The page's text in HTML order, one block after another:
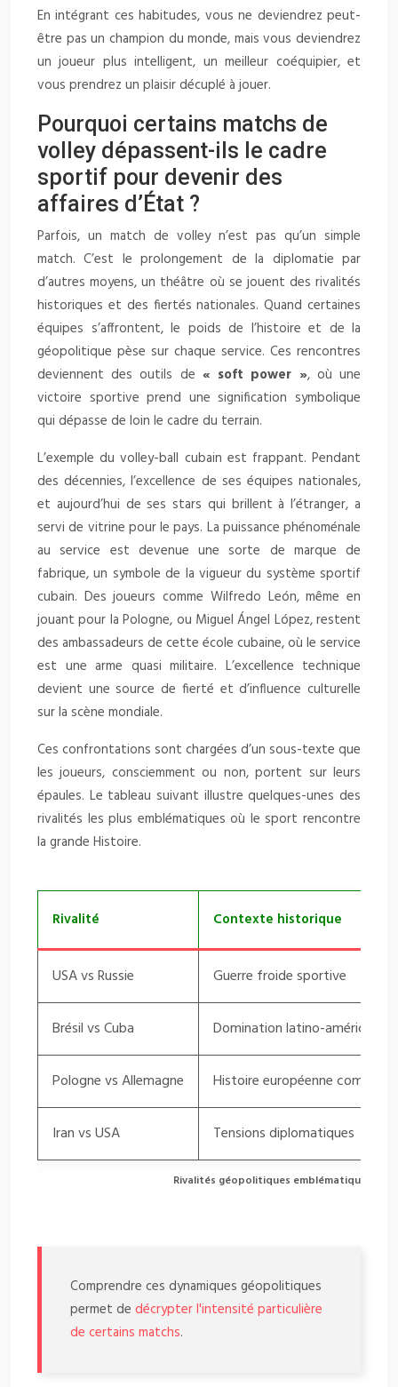
En intégrant ces habitudes, vous ne deviendrez peut-
être pas un champion du monde, mais vous deviendrez
un joueur plus intelligent, un meilleur coéquipier, et
vous prendrez un plaisir décuplé à jouer.
Pourquoi certains matchs de
volley dépassent-ils le cadre
sportif pour devenir des
affaires d’État ?
Parfois, un match de volley n’est pas qu’un simple
match. C’est le prolongement de la diplomatie par
d’autres moyens, un théâtre où se jouent des rivalités
historiques et des fiertés nationales. Quand certaines
équipes s’affrontent, le poids de l’histoire et de la
géopolitique pèse sur chaque service. Ces rencontres
deviennent des outils de « soft power », où une
victoire sportive prend une signification symbolique
qui dépasse de loin le cadre du terrain.
L’exemple du volley-ball cubain est frappant. Pendant
des décennies, l’excellence de ses équipes nationales,
et aujourd’hui de ses stars qui brillent à l’étranger, a
servi de vitrine pour le pays. La puissance phénoménale
au service est devenue une sorte de marque de
fabrique, un symbole de la vigueur du système sportif
cubain. Des joueurs comme Wilfredo León, même en
jouant pour la Pologne, ou Miguel Ángel López, restent
des ambassadeurs de cette école cubaine, où le service
est une arme quasi militaire. L’excellence technique
devient une source de fierté et d’influence culturelle
sur la scène mondiale.
Ces confrontations sont chargées d’un sous-texte que
les joueurs, consciemment ou non, portent sur leurs
épaules. Le tableau suivant illustre quelques-unes des
rivalités les plus emblématiques où le sport rencontre
la grande Histoire.
Rivalités géopolitiques emblématiques au
Rivalité Contexte historique
USA vs Russie Guerre froide sportive
Brésil vs Cuba Domination latino-américaine
Pologne vs Allemagne Histoire européenne complexe
Iran vs USA Tensions diplomatiques
Comprendre ces dynamiques géopolitiques
permet de décrypter l'intensité particulière
de certains matchs.